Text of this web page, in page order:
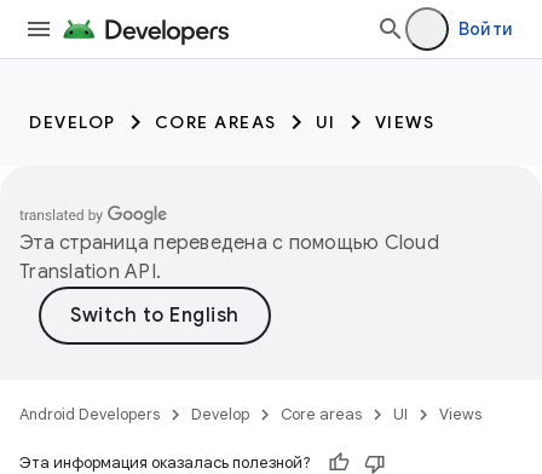
Войти
DEVELOP CORE AREAS UI VIEWS
Эта страница переведена с помощью Cloud
Translation API.
Android Developers Develop Core areas UI Views
Эта информация оказалась полезной?